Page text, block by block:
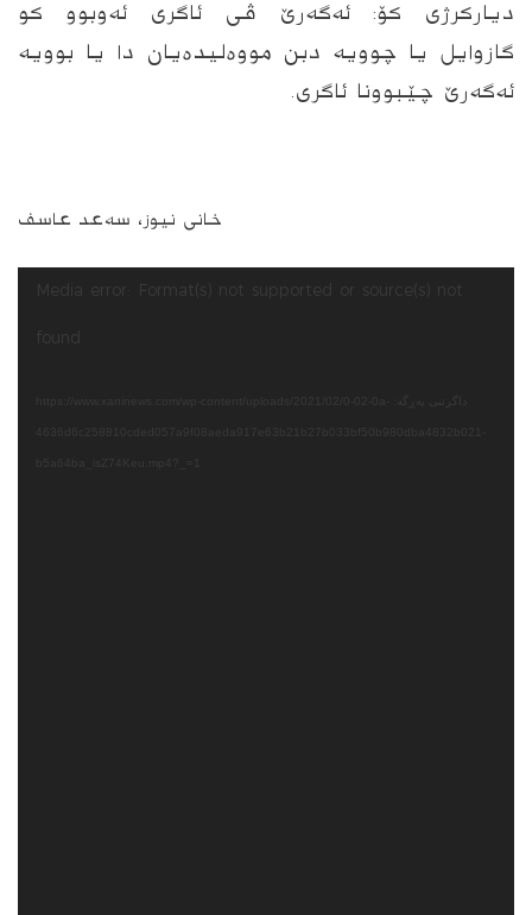
دیارکرژی کۆ: ئەگەرێ ڤی ئاگری ئەوبوو کو
گازوایل یا چوویە دبن مووەلیدەیان دا یا بوویە
ئەگەرێ چێبوونا ئاگری.
خانی نیوز، سەعد عاسف
Media error: Format(s) not supported or source(s) not
found
داگرتنی پەڕگە: https://www.xaninews.com/wp-content/uploads/2021/02/0-02-0a-
To install tap
Add to Home Screen